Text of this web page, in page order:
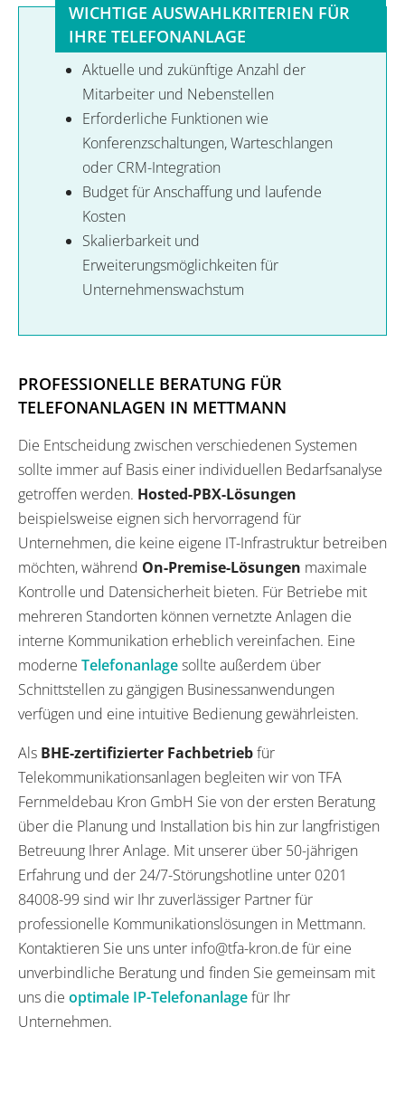
WICHTIGE AUSWAHLKRITERIEN FÜR
IHRE TELEFONANLAGE
Aktuelle und zukünftige Anzahl der
Mitarbeiter und Nebenstellen
Erforderliche Funktionen wie
Konferenzschaltungen, Warteschlangen
oder CRM-Integration
Budget für Anschaffung und laufende
Kosten
Skalierbarkeit und
Erweiterungsmöglichkeiten für
Unternehmenswachstum
PROFESSIONELLE BERATUNG FÜR
TELEFONANLAGEN IN METTMANN
Die Entscheidung zwischen verschiedenen Systemen
sollte immer auf Basis einer individuellen Bedarfsanalyse
getroffen werden. Hosted-PBX-Lösungen
beispielsweise eignen sich hervorragend für
Unternehmen, die keine eigene IT-Infrastruktur betreiben
möchten, während On-Premise-Lösungen maximale
Kontrolle und Datensicherheit bieten. Für Betriebe mit
mehreren Standorten können vernetzte Anlagen die
interne Kommunikation erheblich vereinfachen. Eine
moderne Telefonanlagesollte außerdem über
Schnittstellen zu gängigen Businessanwendungen
verfügen und eine intuitive Bedienung gewährleisten.
Als BHE-zertifizierter Fachbetriebfür
Telekommunikationsanlagen begleiten wir von TFA
Fernmeldebau Kron GmbH Sie von der ersten Beratung
über die Planung und Installation bis hin zur langfristigen
Betreuung Ihrer Anlage. Mit unserer über 50-jährigen
Erfahrung und der 24/7-Störungshotline unter 0201
84008-99 sind wir Ihr zuverlässiger Partner für
professionelle Kommunikationslösungen in Mettmann.
Kontaktieren Sie uns unter info@tfa-kron.de für eine
unverbindliche Beratung und finden Sie gemeinsam mit
uns die optimale IP-Telefonanlagefür Ihr
Unternehmen.